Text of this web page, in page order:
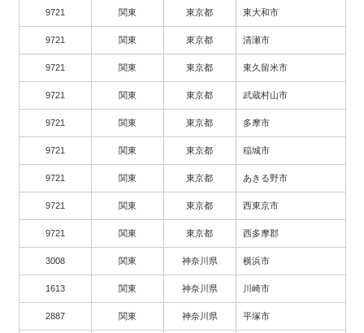
9721 関東 東京都 東大和市
9721 関東 東京都 清瀬市
9721 関東 東京都 東久留米市
9721 関東 東京都 武蔵村山市
9721 関東 東京都 多摩市
9721 関東 東京都 稲城市
9721 関東 東京都 あきる野市
9721 関東 東京都 西東京市
9721 関東 東京都 西多摩郡
3008 関東 神奈川県 横浜市
1613 関東 神奈川県 川崎市
2887 関東 神奈川県 平塚市